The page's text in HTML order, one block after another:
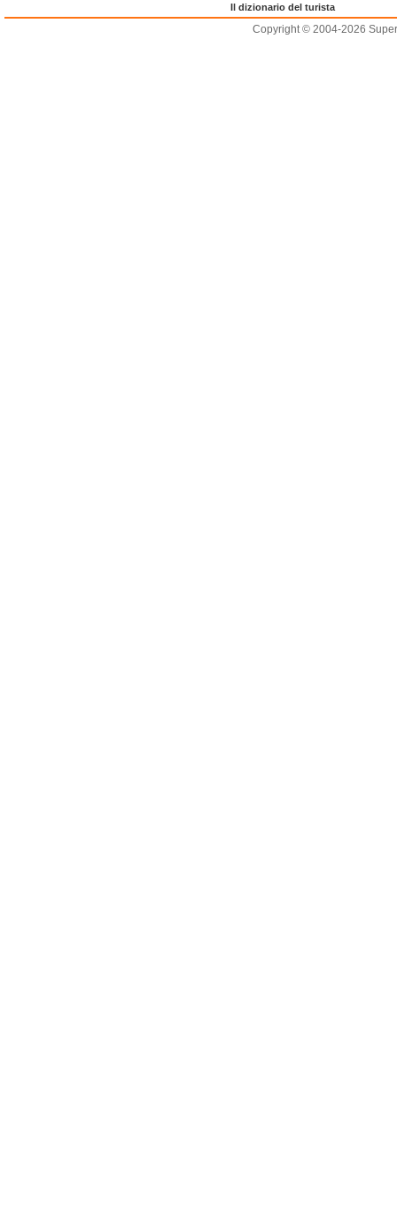
Il dizionario del turista
Copyright © 2004-2026